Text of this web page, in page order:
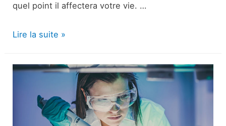
quel point il affectera votre vie. …
Comment
une
Lire la suite »